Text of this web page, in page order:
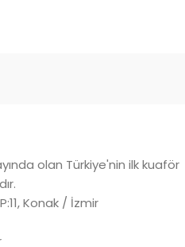
olan Türkiye'nin ilk kuaför
Konak / İzmir